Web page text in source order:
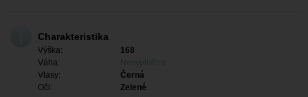
Charakteristika
Výška:
168
Váha:
Vlasy:
Černá
Oči:
Zelené